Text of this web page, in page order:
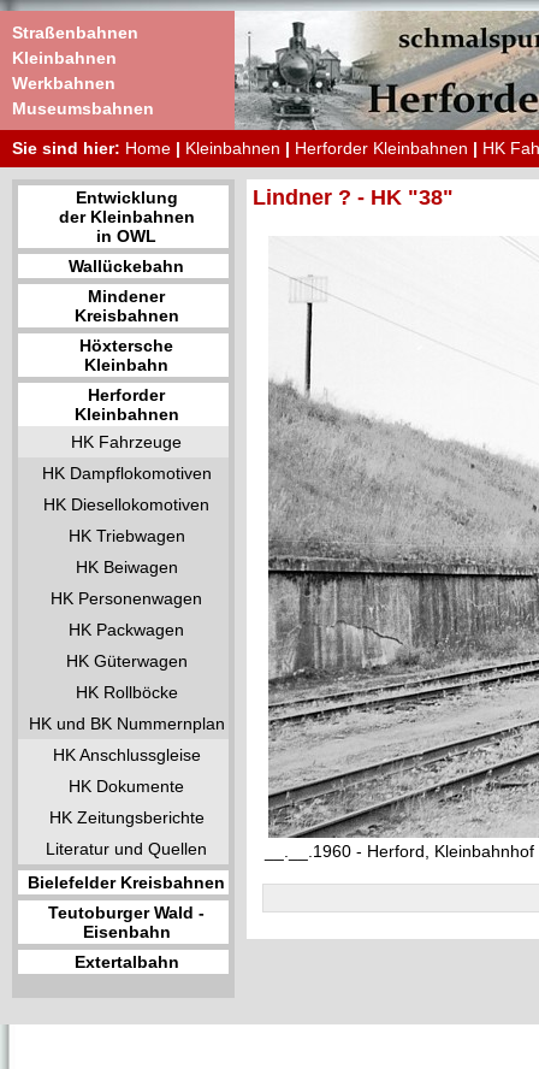
Straßenbahnen
Kleinbahnen
Werkbahnen
Museumsbahnen
Sie sind hier: Home | Kleinbahnen | Herforder Kleinbahnen | HK
Entwicklung
der Kleinbahnen
in OWL
Wallückebahn
Mindener
Kreisbahnen
Höxtersche
Kleinbahn
Herforder
Kleinbahnen
HK Fahrzeuge
HK Dampflokomotiven
HK Diesellokomotiven
HK Triebwagen
HK Beiwagen
HK Personenwagen
HK Packwagen
HK Güterwagen
HK Rollböcke
HK und BK Nummernplan
HK Anschlussgleise
HK Dokumente
HK Zeitungsberichte
Literatur und Quellen
Bielefelder Kreisbahnen
Teutoburger Wald -
Eisenbahn
Extertalbahn
Lindner ? - HK "38"
__.__.1960 - Herford, Kleinbahnhof